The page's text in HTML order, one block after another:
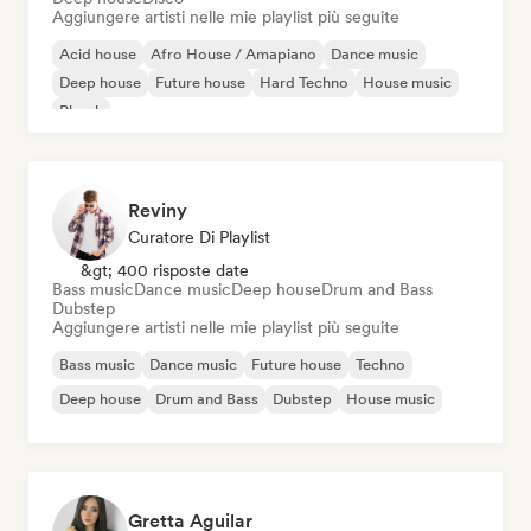
Aggiungere artisti nelle mie playlist più seguite
Acid house Afro House / Amapiano
Dance music
Deep house
Future house Hard Techno
House music
Phonk
Reviny
Curatore Di Playlist
&gt; 400 risposte date
Bass musicDance musicDeep houseDrum and Bass
Dubstep
Aggiungere artisti nelle mie playlist più seguite
Bass music Dance music Future house
Techno
Deep house
Drum and Bass Dubstep House music
Gretta Aguilar